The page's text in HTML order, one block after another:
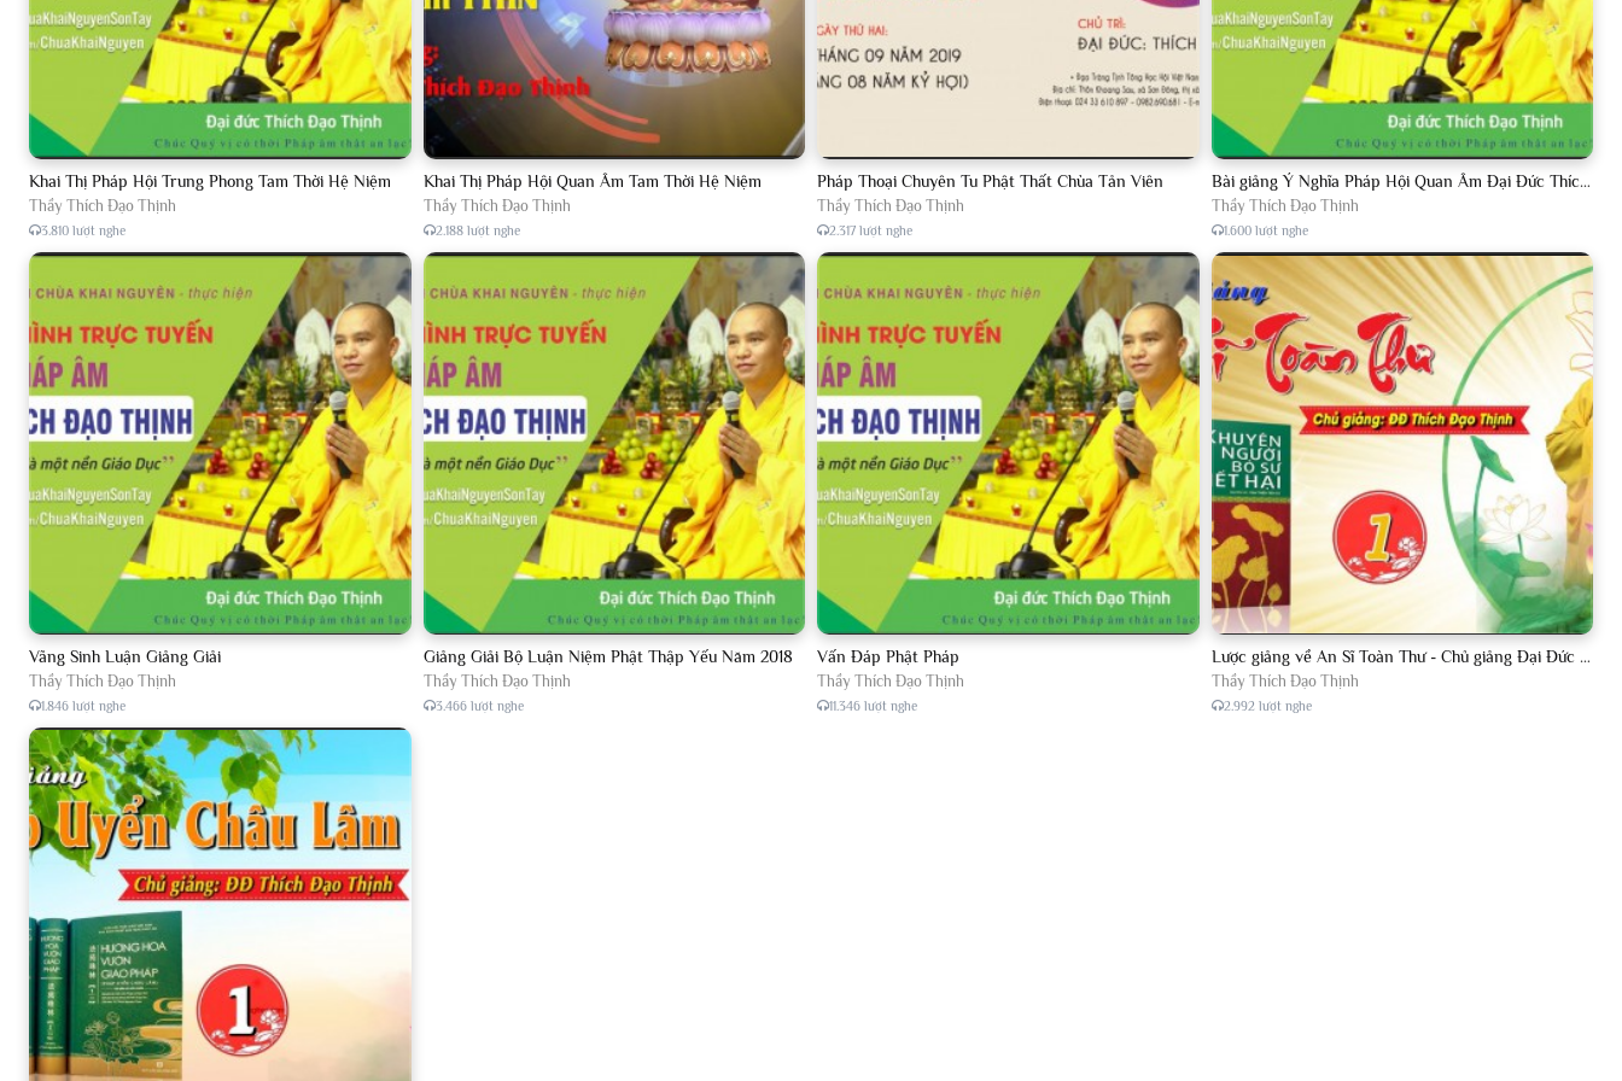
38 Tập 038, Lược giảng về An Sĩ Toàn Thư, chủ giảng Đại Đức Thích Đạo Thịnh-Thầy Thích Đạo Thịnh
Tập 039, Lược giảng về An Sĩ Toàn Thư, chủ giảng Đại Đức Thích Đạo Thịnh-Thầy Thích Đạo Thịnh
40 Tập 040, Lược giảng về An Sĩ Toàn Thư, chủ giảng Đại Đức Thích Đạo Thịnh-Thầy Thích Đạo Thịnh
41 Tập 041, Lược giảng về An Sĩ Toàn Thư, chủ giảng Đại Đức Thích Đạo Thịnh- Thầy Thích Đạo Thịnh
42 Tập 042, Lược giảng về An Sĩ Toàn Thư, chủ giảng Đại Đức Thích Đạo Thịnh-Thầy Thích Đạo Thịnh
Tập 043, Lược giảng về An Sĩ Toàn Thư, chủ giảng Đại Đức Thích Đạo Thịnh Thầy Thích Đạo Thịnh
44 Tập 044, Lược giảng về An Sĩ Toàn Thư, chủ giảng Đại Đức Thích Đạo Thịnh -Thầy Thích Đạo Thịnh
45 Tập 045, Lược giảng về An Sĩ Toàn Thư, chủ giảng Đại Đức Thích Đạo Thịnh-Thầy Thích Đạo Thịnh
46 Tập 046, Lược giảng về An Sĩ Toàn Thư, chủ giảng Đại Đức Thích Đạo Thịnh-Thầy Thích Đạo Thịnh
Tập 047, Lược giảng về An Sĩ Toàn Thư, chủ giảng Đại Đức Thích Đạo Thịnh-Thầy Thích Đạo Thịnh
48 Tập 048, Lược giảng về An Sĩ Toàn Thư, chủ giảng Đại Đức Thích Đạo Thịnh Thầy Thích Đạo Thịnh
49 Tập 049, Lược giảng về An Sĩ Toàn Thư, chủ giảng Đại Đức Thích Đạo Thịnh
50 Tập 050, Lược giảng về An Sĩ Toàn Thư, chủ giảng Đại Đức Thích Đạo Thịnh
51 Tập 051, Lược giảng về An Sĩ Toàn Thư, chủ giảng Đại Đức Thích Đạo Thịnh
52 Tập 052, Lược giảng về An Sĩ Toàn Thư, chủ giảng Đại Đức Thích Đạo Thịnh
53 Tập 053, Lược giảng về An Sĩ Toàn Thư, chủ giảng Đại Đức Thích Đạo Thịnh
54 Tập 054, Lược giảng về An Sĩ Toàn Thư, chủ giảng Đại Đức Thích Đạo Thịnh
55 Tập 055, Lược giảng về An Sĩ Toàn Thư, chủ giảng Đại Đức Thích Đạo Thịnh
Khai Thị Pháp Hội Trung Phong Tam Thời Hệ Niệm
Thầy Thích Đạo Thịnh
3.810 lượt nghe
Khai Thị Pháp Hội Quan Âm Tam Thời Hệ Niệm
Thầy Thích Đạo Thịnh
2.188 lượt nghe
Pháp Thoại Chuyên Tu Phật Thất Chùa Tản Viên
Thầy Thích Đạo Thịnh
2.317 lượt nghe
Bài giảng Ý Nghĩa Pháp Hội Quan Âm Đại Đức Thích Đạo Thịnh năm 2018
Thầy Thích Đạo Thịnh
1.600 lượt nghe
Vãng Sinh Luận Giảng Giải
Thầy Thích Đạo Thịnh
1.846 lượt nghe
Giảng Giải Bộ Luận Niệm Phật Thập Yếu Năm 2018
Thầy Thích Đạo Thịnh
3.466 lượt nghe
Vấn Đáp Phật Pháp
Thầy Thích Đạo Thịnh
11.346 lượt nghe
Lược giảng về An Sĩ Toàn Thư - Chủ giảng Đại Đức Thích Đạo Thịnh
Thầy Thích Đạo Thịnh
2.992 lượt nghe